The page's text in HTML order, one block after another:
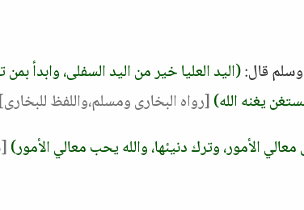
قال:(اليد العليا خير من اليد السفلى، وابدأ بمن
يغنه الله)[رواه البخارى ومسلم،واللفظ للبخارى]
الأمور، وترك دنيئها، والله يحب معالي الأمور)